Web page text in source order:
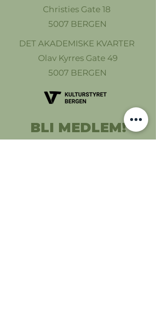
Christies Gate 18
5007 BERGEN
DET AKADEMISKE KVARTER
Olav Kyrres Gate 49
5007 BERGEN
BLI MEDLEM!